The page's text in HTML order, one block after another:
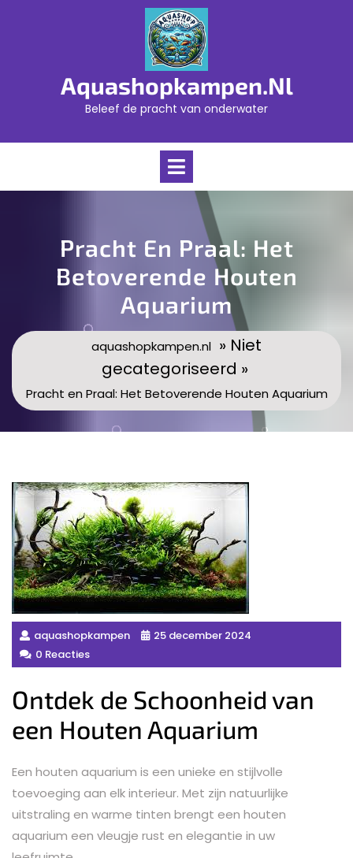
Aquashopkampen.nl
Beleef de pracht van onderwater
Open
Pracht En Praal: Het
Betoverende Houten
Aquarium
aquashopkampen.nl » Niet
gecategoriseerd »
Pracht en Praal: Het Betoverende Houten Aquarium
aquashopkampen
25 december 2024
0 Reacties
Ontdek de Schoonheid van
een Houten Aquarium
Een houten aquarium is een unieke en stijlvolle
toevoeging aan elk interieur. Met zijn natuurlijke
uitstraling en warme tinten brengt een houten
aquarium een vleugje rust en elegantie in uw